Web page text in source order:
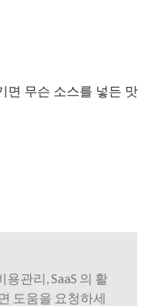
면 무슨 소스를 넣든 맛
관리, SaaS 의 활
도움을 요청하세